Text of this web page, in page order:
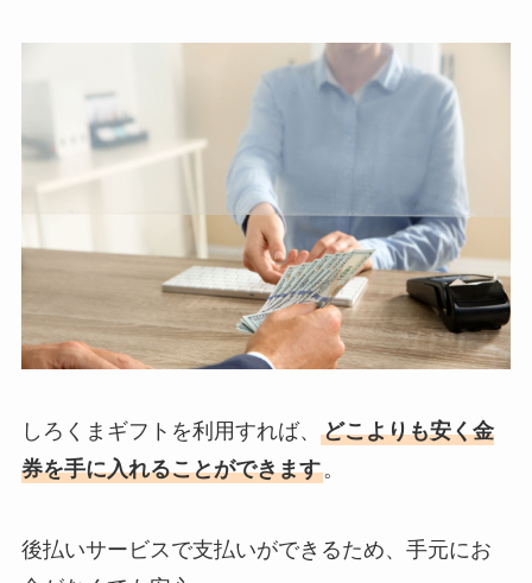
しろくまギフトを利用すれば、 どこよりも安く金
券を手に入れることができます。
後払いサービスで支払いができるため、手元にお